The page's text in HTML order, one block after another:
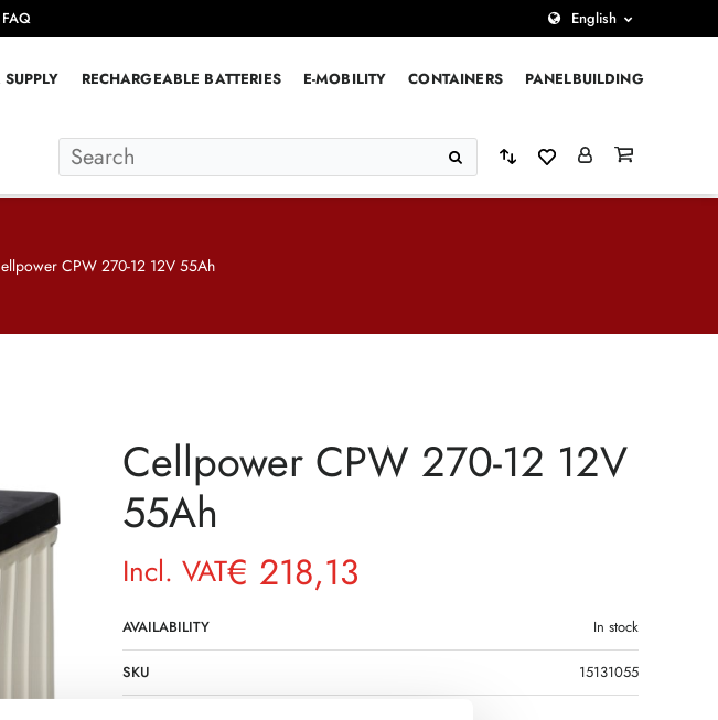
FAQ English
RECHARGEABLE BATTERIES E-MOBILITY CONTAINERS PANELBUILDING
CPW 270-12 12V 55Ah
Cellpower CPW 270-12 12V
55Ah
€ 218,13
Incl. VAT
AVAILABILITY In stock
SKU 15131055